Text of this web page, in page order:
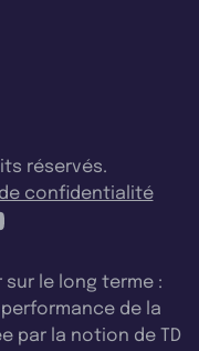
réservés.
confidentialité
sur le long terme :
de la
par la notion de TD